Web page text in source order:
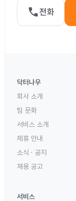
call전화
닥터나우
회사 소개
팀 문화
서비스 소개
제휴 안내
소식 · 공지
채용 공고
서비스